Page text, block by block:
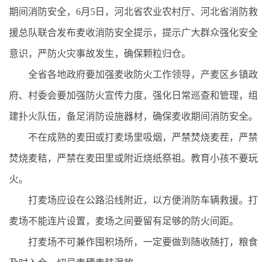
期间消防安全，6月5日，河北省农业农村厅、河北省消防救
援总队联合发布麦收消防安全提示，提示广大群众强化安全
意识，严防火灾事故发生，确保颗粒归仓。
全省各地政府要加强麦收防火工作领导，产麦区乡镇政
府、村委会要加强防火宣传力度，强化日常巡查和管理，组
建扑火队伍，备足消防设施器材，确保麦收期间消防安全。
不在成熟的麦田或打麦场里吸烟，严禁焚烧麦茬，严禁
焚烧麦秸，严禁在麦田里或附近烧纸祭祖。教育小孩不要玩
火。
打麦场应设在公路沿线附近，以方便消防车辆救援。打
麦场不能连片设置，麦场之间要留有足够的防火间距。
打麦场不可兼作囤积场所，一定要做到随收随打，粮食